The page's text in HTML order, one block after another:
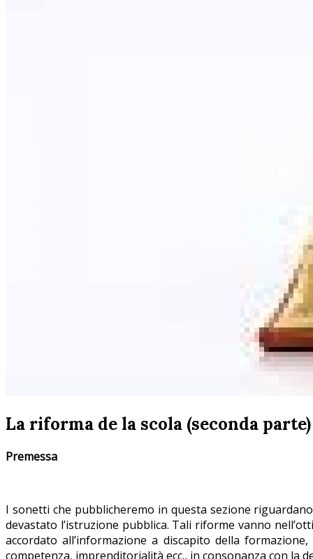
La riforma de la scola (seconda parte)
Premessa
I sonetti che pubblicheremo in questa sezione
devastato l’istruzione pubblica. Tali riforme vanno
accordato all’informazione a discapito della
competenza, imprenditorialità ecc., in consonanza con